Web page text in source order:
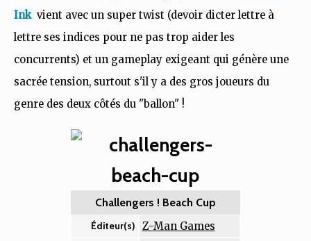
Ink vient avec un super twist (devoir dicter lettre à
lettre ses indices pour ne pas trop aider les
concurrents) et un gameplay exigeant qui génère une
sacrée tension, surtout s'il y a des gros joueurs du
genre des deux côtés du "ballon" !
Challengers ! Beach Cup
Éditeur(s) Z-Man Games